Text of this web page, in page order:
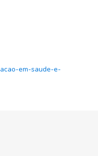
em-saude-e-